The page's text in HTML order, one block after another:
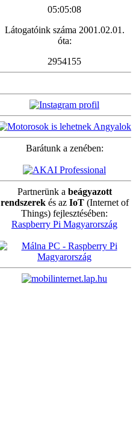
05:05:09
Látogatóink száma 2001.02.01.
óta:
29541 55
Barátunk a zenében:
Partnerünk a beágyazott
rendszerekés az IoT(Internet of
Things) fejlesztésében:
Raspberry Pi Magyarország